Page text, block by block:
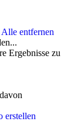
Alle entfernen
Ergebnisse zu
erstellen